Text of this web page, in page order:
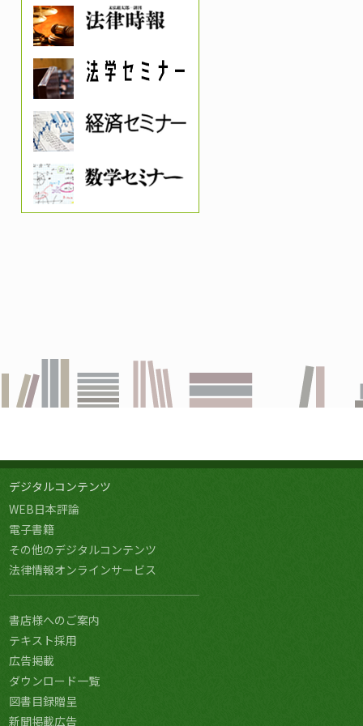
デジタルコンテンツ
WEB日本評論
電子書籍
その他のデジタルコンテンツ
法律情報オンラインサービス
書店様へのご案内
テキスト採用
広告掲載
ダウンロード一覧
図書目録贈呈
新聞掲載広告